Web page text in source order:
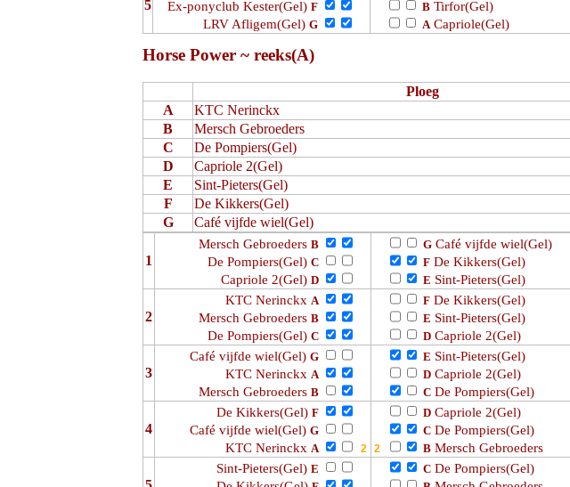
5 Ex-ponyclub Kester(Gel) F
LRV Afligem(Gel) G
B Tirfor(Gel)
A Capriole(Gel)
Horse Power ~ reeks(A)
Ploeg
A
KTC Nerinckx
B
Mersch Gebroeders
C
De Pompiers(Gel)
D
Capriole 2(Gel)
E
Sint-Pieters(Gel)
F
De Kikkers(Gel)
G
Café vijfde wiel(Gel)
1
Mersch Gebroeders B
De Pompiers(Gel) C
Capriole 2(Gel) D
G Café vijfde wiel(Gel)
F De Kikkers(Gel)
E Sint-Pieters(Gel)
2
KTC Nerinckx A
Mersch Gebroeders B
De Pompiers(Gel) C
F De Kikkers(Gel)
E Sint-Pieters(Gel)
D Capriole 2(Gel)
3
Café vijfde wiel(Gel) G
KTC Nerinckx A
Mersch Gebroeders B
E Sint-Pieters(Gel)
D Capriole 2(Gel)
C De Pompiers(Gel)
4
De Kikkers(Gel) F
Café vijfde wiel(Gel) G
KTC Nerinckx A
D Capriole 2(Gel)
C De Pompiers(Gel)
B Mersch Gebroeders
Sint-Pieters(Gel) E C De Pompiers(Gel)